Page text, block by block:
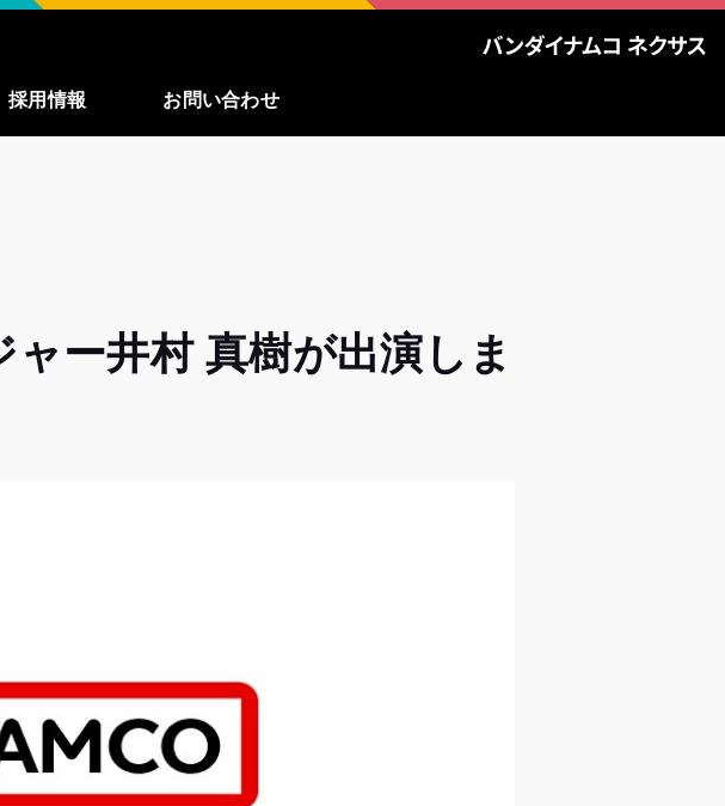
採用情報
ンタビュー
）
お問い合わせ
ー井村 真樹が出演しま